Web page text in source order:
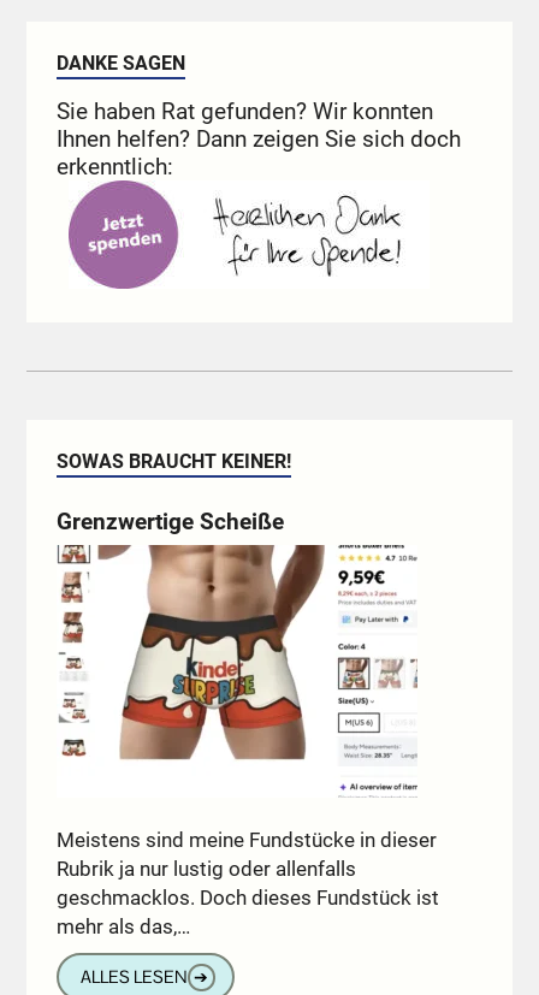
DANKE SAGEN
Sie haben Rat gefunden? Wir konnten
Ihnen helfen? Dann zeigen Sie sich doch
erkenntlich:
SOWAS BRAUCHT KEINER!
Grenzwertige Scheiße
Meistens sind meine Fundstücke in dieser
Rubrik ja nur lustig oder allenfalls
geschmacklos. Doch dieses Fundstück ist
mehr als das,…
ALLES LESEN ➔